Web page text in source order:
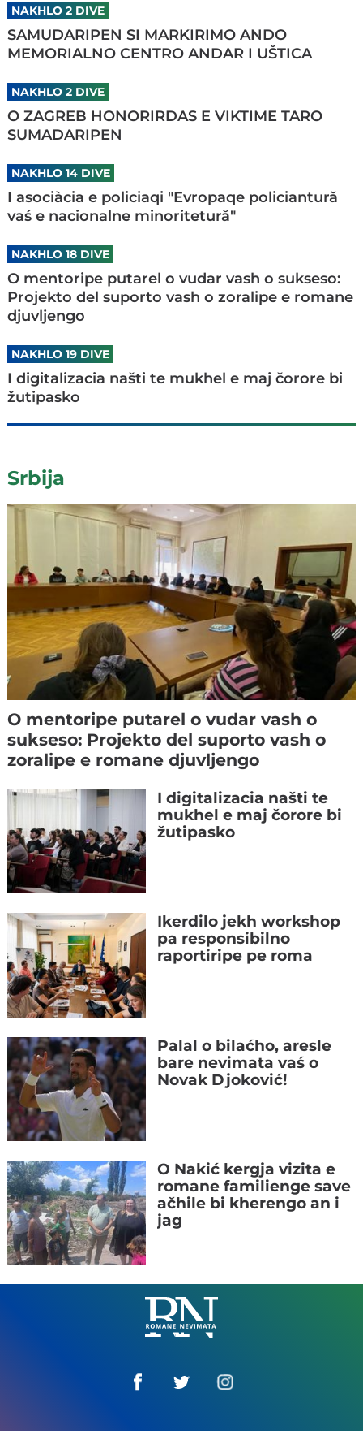
NAKHLO 2 DIVE
SAMUDARIPEN SI MARKIRIMO ANDO
MEMORIALNO CENTRO ANDAR I UŠTICA
NAKHLO 2 DIVE
O ZAGREB HONORIRDAS E VIKTIME TARO
SUMADARIPEN
NAKHLO 14 DIVE
I asociàcia e policiaqi "Evropaqe policiantură
vaś e nacionalne minoritetură"
NAKHLO 18 DIVE
O mentoripe putarel o vudar vash o sukseso:
Projekto del suporto vash o zoralipe e romane
djuvljengo
NAKHLO 19 DIVE
I digitalizacia našti te mukhel e maj čorore bi
žutipasko
Srbija
O mentoripe putarel o vudar vash o
sukseso: Projekto del suporto vash o
zoralipe e romane djuvljengo
I digitalizacia našti te
mukhel e maj čorore bi
žutipasko
Ikerdilo jekh workshop
pa responsibilno
raportiripe pe roma
Palal o bilaćho, aresle
bare nevimata vaś o
Novak Djoković!
O Nakić kergja vizita e
romane familienge save
ačhile bi kherengo an i
jag
Romane
Nemivata